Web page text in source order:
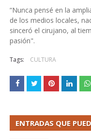
“Nunca pensé en la
de los medios locales,
sinceró el cirujano, al
pasión".
Tags: CULTURA
ENTRADAS QUE